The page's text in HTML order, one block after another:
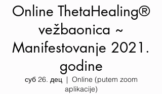
​Online ThetaHealing®
vežbaonica ~
Manifestovanje 2021.
godine
суб 26. дец
  |
Online (putem zoom
aplikacije)